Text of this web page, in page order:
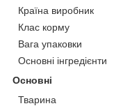
Країна виробник
Клас корму
Вага упаковки
Основні інгредієнти
Основні
Тварина